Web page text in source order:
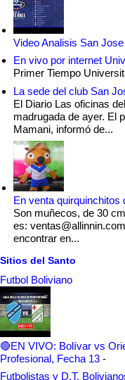
Video Analisis San
En vivo por internet
Primer Tiempo
La sede del club San
El Diario Las oficinas
madrugada de ayer. El
Mamani, informó de...
En venta quirquinchitos
Son muñecos, de 30
es:
encontrar en...
Sitios del Santo
Futbol Boliviano
🔴EN VIVO: Bolívar vs
Profesional, Fecha 13 -
Futbolistas y D.T.